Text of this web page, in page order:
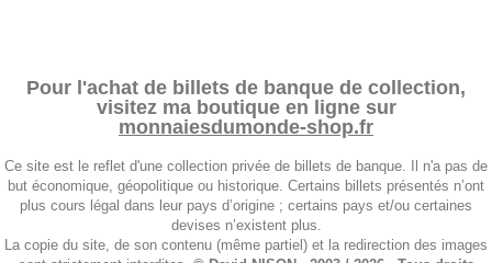
Pour l'achat de billets de banque de collection,
visitez ma boutique en ligne sur
monnaiesdumonde-shop.fr
Ce site est le reflet d'une collection privée de billets de banque. Il n'a pas de
but économique, géopolitique ou historique. Certains billets présentés n’ont
plus cours légal dans leur pays d’origine ; certains pays et/ou certaines
devises n’existent plus.
La copie du site, de son contenu (même partiel) et la redirection des images